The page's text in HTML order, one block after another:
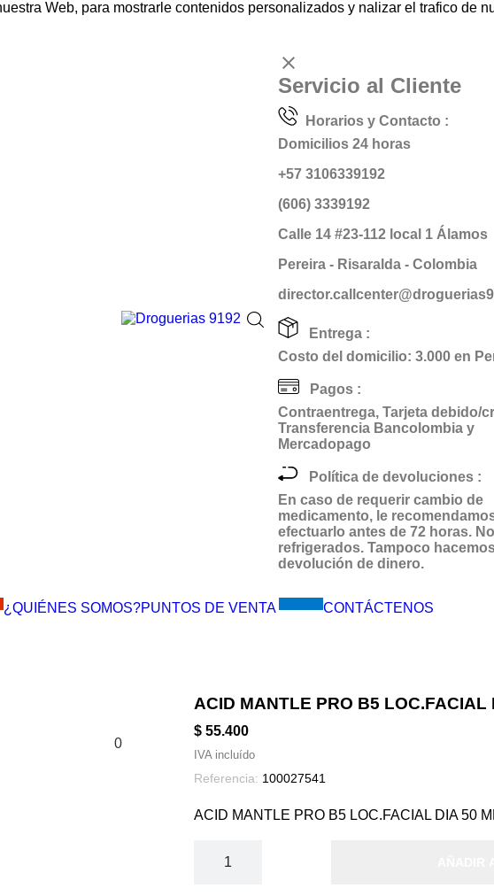
Web, para mostrarle contenidos personalizados y nalizar el trafico de
clear
Servicio al Cliente
Horarios y Contacto :
Domicilios 24 horas
+57 3106339192
(606) 3339192
Calle 14 #23-112 local 1 Álamos
Pereira - Risaralda - Colombia
Entrega :
Costo del domicilio: 3.000 en
Pagos :
Contraentrega, Tarjeta debido/
Transferencia Bancolombia y
Mercadopago
Política de devoluciones :
En caso de requerir cambio de
medicamento, le
efectuarlo antes de 72 horas.
refrigerados. Tampoco
devolución de dinero.
¿QUIÉNES SOMOS?PUNTOS DE VENTA CONTÁCTENOS
0
ACID MANTLE PRO B5 LOC.FACIAL
$ 55.400
IVA incluído
Referencia: 100027541
ACID MANTLE PRO B5 LOC.FACIAL DIA 50